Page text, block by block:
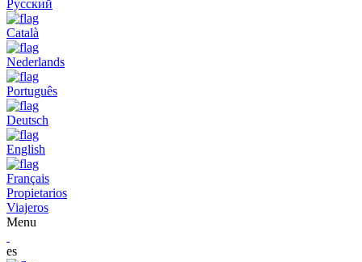
Русский
Català
Nederlands
Português
Deutsch
English
Français
Propietarios
Viajeros
Menu
es